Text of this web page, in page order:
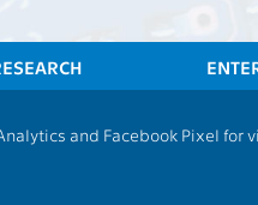
and Facebook Pixel for